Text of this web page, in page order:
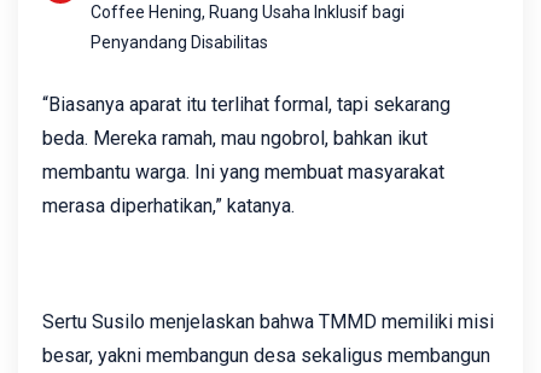
Coffee Hening, Ruang Usaha Inklusif bagi
Penyandang Disabilitas
“Biasanya aparat itu terlihat formal, tapi sekarang
beda. Mereka ramah, mau ngobrol, bahkan ikut
membantu warga. Ini yang membuat masyarakat
merasa diperhatikan,” katanya.
Sertu Susilo menjelaskan bahwa TMMD memiliki misi
besar, yakni membangun desa sekaligus membangun